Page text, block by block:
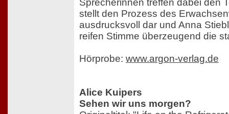
Sprecherinnen treffen dabei den
stellt den Prozess des
ausdrucksvoll dar und Anna
reifen Stimme überzeugend die
Hörprobe: www.argon-verlag.de
Alice Kuipers
Sehen wir uns morgen?